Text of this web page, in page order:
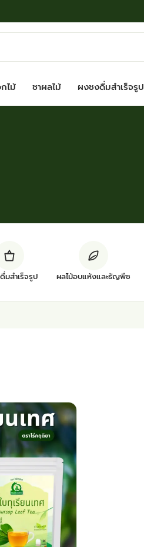
ไม้ ชาผลไม้ ผงชงดื่มสำเร็จรูป
มสำเร็จรูป ผลไม้อบแห้งและธัญพืช